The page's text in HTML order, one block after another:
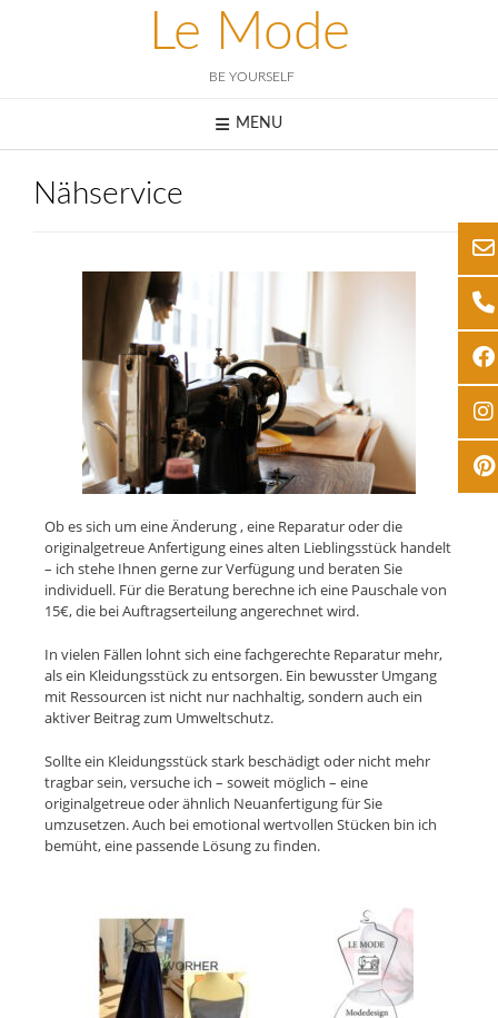
Le Mode
BE YOURSELF
MENU
Nähservice
Ob es sich um eine Änderung , eine Reparatur oder die
originalgetreue Anfertigung eines alten Lieblingsstück handelt
– ich stehe Ihnen gerne zur Verfügung und beraten Sie
individuell. Für die Beratung berechne ich eine Pauschale von
15€, die bei Auftragserteilung angerechnet wird.
In vielen Fällen lohnt sich eine fachgerechte Reparatur mehr,
als ein Kleidungsstück zu entsorgen. Ein bewusster Umgang
mit Ressourcen ist nicht nur nachhaltig, sondern auch ein
aktiver Beitrag zum Umweltschutz.
Sollte ein Kleidungsstück stark beschädigt oder nicht mehr
tragbar sein, versuche ich – soweit möglich – eine
originalgetreue oder ähnlich Neuanfertigung für Sie
umzusetzen. Auch bei emotional wertvollen Stücken bin ich
bemüht, eine passende Lösung zu finden.